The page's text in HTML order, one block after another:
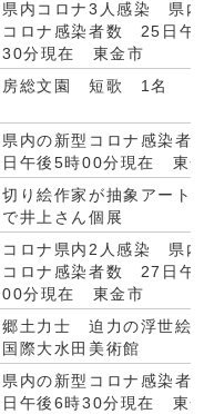
県内コロナ3人感染 県
コロナ感染者数 25日午
30分現在 東金市
房総文園 短歌 1名
県内の新型コロナ感染
日午後5時00分現在 東
切り絵作家が抽象アー
で井上さん個展
コロナ県内2人感染 県
コロナ感染者数 27日午
00分現在 東金市
郷土力士 迫力の浮世絵
国際大水田美術館
県内の新型コロナ感染
日午後6時30分現在 東